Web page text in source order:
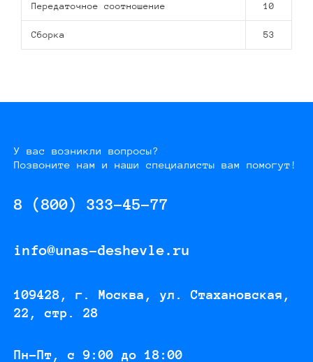
Передаточное соотношение 10
Сборка 53
У вас возникли вопросы?
Позвоните нам и наши специалисты вам помогут!
8 (800) 333-45-77
info@unas-deshevle.ru
109428, г. Москва, ул. Стахановская,
22, стр. 28
Пн-Пт, с 9:00 до 18:00